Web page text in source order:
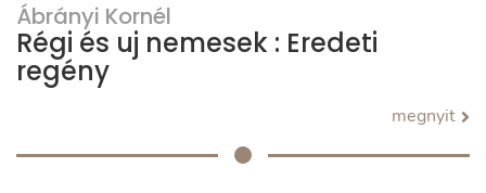
Ábrányi Kornél
Régi és uj nemesek : Eredeti
regény
megnyit